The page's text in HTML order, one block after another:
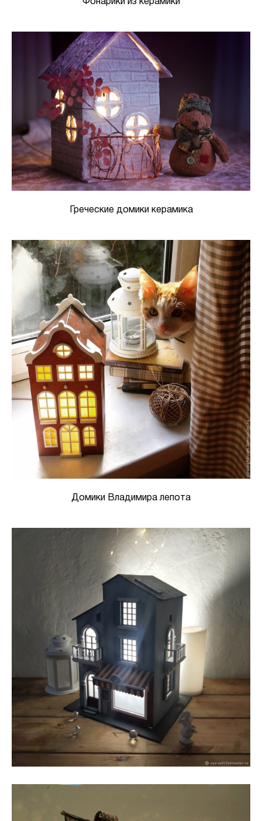
Фонарики из керамики
Греческие домики керамика
Домики Владимира лепота